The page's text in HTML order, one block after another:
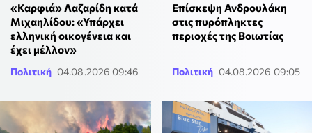
«Καρφιά» Λαζαρίδη κατά
Μιχαηλίδου: «Υπάρχει
ελληνική οικογένεια και
έχει μέλλον»
Πολιτική 04.08.2026 09:46
Επίσκεψη Ανδρουλάκη
στις πυρόπληκτες
περιοχές της Βοιωτίας
Πολιτική 04.08.2026 09:05